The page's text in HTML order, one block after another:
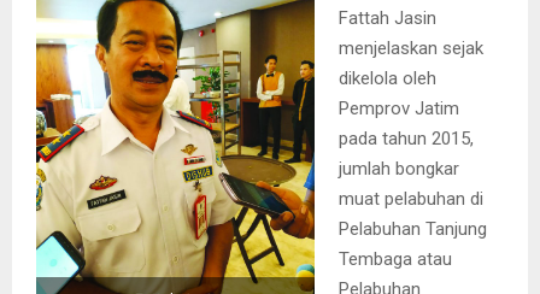
Fattah Jasin
menjelaskan sejak
dikelola oleh
Pemprov Jatim
pada tahun 2015,
jumlah bongkar
muat pelabuhan di
Pelabuhan Tanjung
Tembaga atau
Pelabuhan